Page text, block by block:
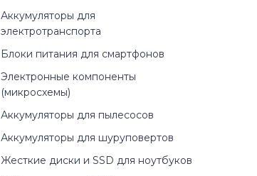
Аккумуляторы для
электротранспорта
Блоки питания для смартфонов
Электронные компоненты
(микросхемы)
Аккумуляторы для пылесосов
Аккумуляторы для шуруповертов
Жесткие диски и SSD для ноутбуков